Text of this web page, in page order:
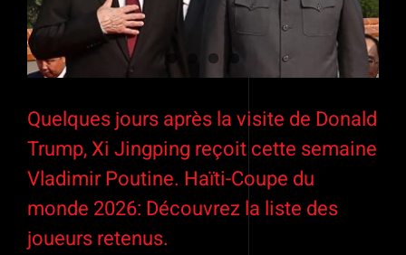
Quelques jours après la visite de Donald
Trump, Xi Jingping reçoit cette semaine
Vladimir Poutine. Haïti-Coupe du
monde 2026: Découvrez la liste des
joueurs retenus.